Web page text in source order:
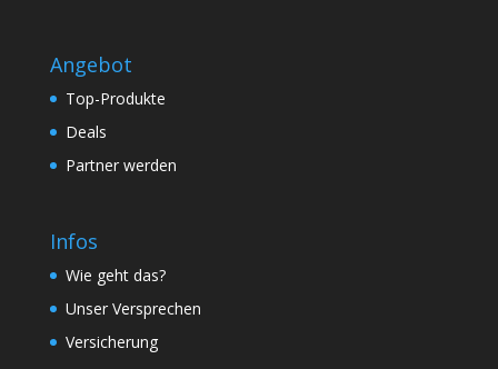
Angebot
Top-Produkte
Deals
Partner werden
Infos
Wie geht das?
Unser Versprechen
Versicherung